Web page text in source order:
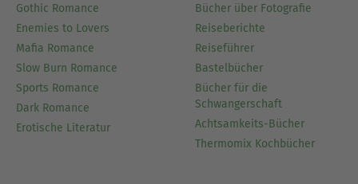
Gothic Romance
Enemies to Lovers
Mafia Romance
Slow Burn Romance
Sports Romance
Dark Romance
Erotische Literatur
Bücher über Fotografie
Reiseberichte
Reiseführer
Bastelbücher
Bücher für die
Schwangerschaft
Achtsamkeits-Bücher
Thermomix Kochbücher